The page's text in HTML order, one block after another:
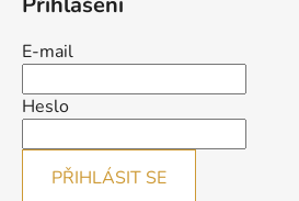
E-mail
Heslo
PŘIHLÁSIT SE